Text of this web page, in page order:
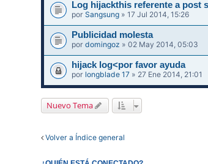
Log hijackthis referente a post
porSangsung » 17 Jul 2014, 15:26
Publicidad molesta
pordomingoz » 02 May 2014, 05:03
hijack log<por favor ayuda
por longblade 17 » 27 Ene 2014, 21:01
Nuevo Tema
Volver a Índice general